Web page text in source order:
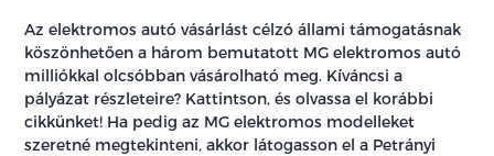
Az elektromos autó vásárlást célzó állami támogatásnak
köszönhetően a három bemutatott MG elektromos autó
milliókkal olcsóbban vásárolható meg. Kíváncsi a
pályázat részleteire? Kattintson, és olvassa el korábbi
cikkünket! Ha pedig az MG elektromos modelleket
szeretné megtekinteni, akkor látogasson el a Petrányi